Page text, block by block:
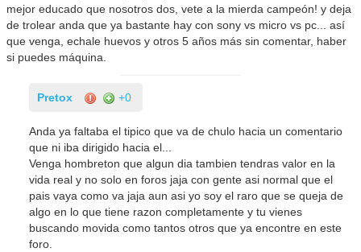
mejor educado que nosotros dos, vete a la mierda campeón! y deja
de trolear anda que ya bastante hay con sony vs micro vs pc... así
que venga, echale huevos y otros 5 años más sin comentar, haber
si puedes máquina.
Pretox +0
Anda ya faltaba el tipico que va de chulo hacia un comentario
que ni iba dirigido hacia el...
Venga hombreton que algun dia tambien tendras valor en la
vida real y no solo en foros jaja con gente asi normal que el
pais vaya como va jaja aun asi yo soy el raro que se queja de
algo en lo que tiene razon completamente y tu vienes
buscando movida como tantos otros que ya encontre en este
foro.